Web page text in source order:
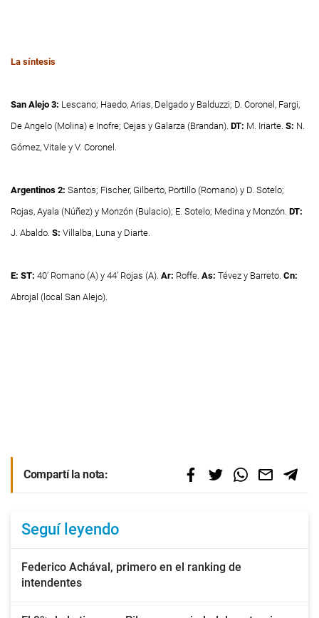
La síntesis
San Alejo 3: Lescano; Haedo, Arias, Delgado y Balduzzi; D. Coronel, Fargi,
De Angelo (Molina) e Inofre; Cejas y Galarza (Brandan). DT: M. Iriarte. S: N.
Gómez, Vitale y V. Coronel.
Argentinos 2: Santos; Fischer, Gilberto, Portillo (Romano) y D. Sotelo;
Rojas, Ayala (Núñez) y Monzón (Bulacio); E. Sotelo; Medina y Monzón. DT:
J. Abaldo. S: Villalba, Luna y Diarte.
E: ST: 40’ Romano (A) y 44’ Rojas (A). Ar: Roffe. As: Tévez y Barreto. Cn:
Abrojal (local San Alejo).
Compartí la nota:
Seguí leyendo
Federico Achával, primero en el ranking de
intendentes